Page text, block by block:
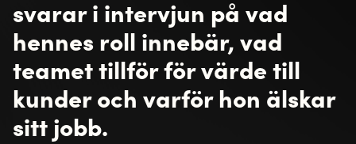
svarar i intervjun på vad
hennes roll innebär, vad
teamet tillför för värde till
kunder och varför hon älskar
sitt jobb.